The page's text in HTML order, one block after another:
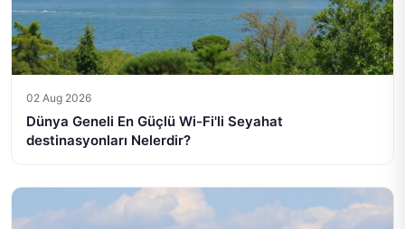
02 Aug 2026
Dünya Geneli En Güçlü Wi-Fi'li Seyahat
destinasyonları Nelerdir?